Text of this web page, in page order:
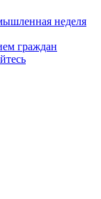
неделя
граждан